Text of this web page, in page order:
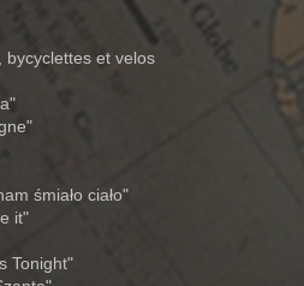
bycyclettes et velos
śmiało ciało"
it"
Tonight"